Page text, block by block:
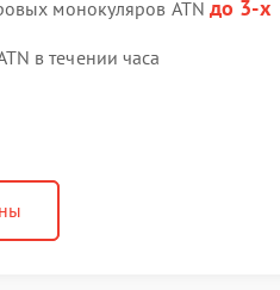
монокуляров ATN до 3-х
в течении часа